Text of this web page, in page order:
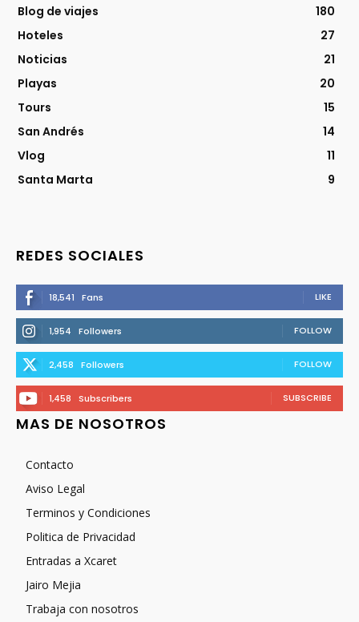
Blog de viajes
180
Hoteles
27
Noticias
21
Playas
20
Tours
15
San Andrés
14
Vlog
11
Santa Marta
9
REDES SOCIALES
18,541 Fans LIKE
1,954 Followers FOLLOW
2,458 Followers FOLLOW
1,458 Subscribers SUBSCRIBE
MAS DE NOSOTROS
Contacto
Aviso Legal
Terminos y Condiciones
Politica de Privacidad
Entradas a Xcaret
Jairo Mejia
Trabaja con nosotros